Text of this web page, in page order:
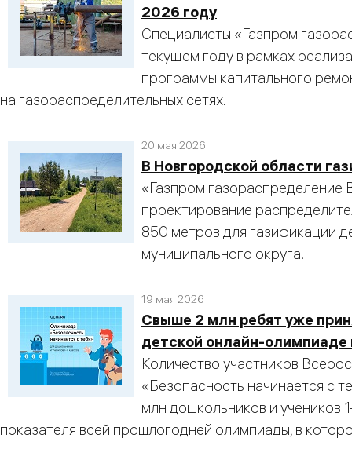
2026 году
Специалисты «Газпром
текущем году в рамках
программы капитального
на газораспределительных сетях.
20 мая 2026
В Новгородской области
«Газпром
проектирование
850 метров для газификации
муниципального округа.
19 мая 2026
Свыше 2 млн ребят уже
детской онлайн-олимпиаде
Количество участников
«Безопасность начинается с
млн дошкольников и учеников
показателя всей прошлогодней олимпиады, в